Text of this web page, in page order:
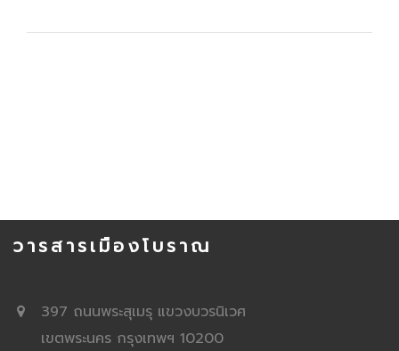
วารสารเมืองโบราณ
397 ถนนพระสุเมรุ แขวงบวรนิเวศ
เขตพระนคร กรุงเทพฯ 10200